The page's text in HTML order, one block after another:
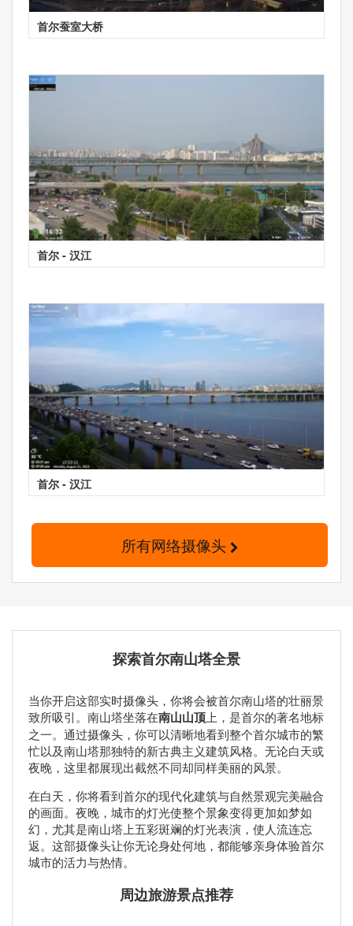
首尔蚕室大桥
首尔 - 汉江
首尔 - 汉江
所有网络摄像头
探索首尔南山塔全景
当你开启这部实时摄像头，你将会被首尔南山塔的壮丽景
致所吸引。南山塔坐落在南山山顶 上，是首尔的著名地标
之一。通过摄像头，你可以清晰地看到整个首尔城市的繁
忙以及南山塔那独特的新古典主义建筑风格。无论白天或
夜晚，这里都展现出截然不同却同样美丽的风景。
在白天，你将看到首尔的现代化建筑与自然景观完美融合
的画面。夜晚，城市的灯光使整个景象变得更加如梦如
幻，尤其是南山塔上五彩斑斓的灯光表演，使人流连忘
返。这部摄像头让你无论身处何地，都能够亲身体验首尔
城市的活力与热情。
周边旅游景点推荐